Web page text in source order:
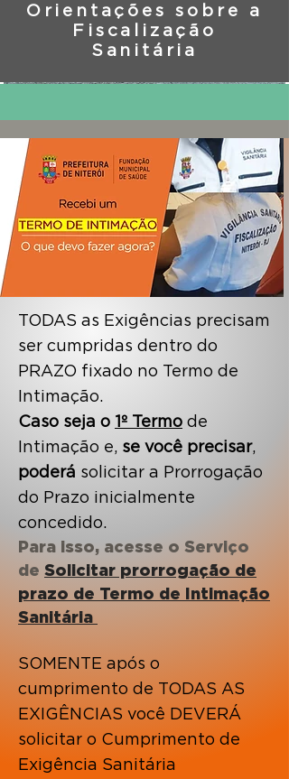
Orientações sobre a
Fiscalização
Sanitária
TODAS as Exigências precisam
ser cumpridas dentro do
PRAZO fixado no Termo de
Intimação.
Caso seja o 1º Termo de
Intimação e, se você precisar,
poderá solicitar a Prorrogação
do Prazo inicialmente
concedido.
Para isso, acesse o Serviço
de Solicitar prorrogação de
prazo de Termo de Intimação
Sanitária
SOMENTE após o
cumprimento de TODAS AS
EXIGÊNCIAS você DEVERÁ
solicitar o Cumprimento de
Exigência Sanitária